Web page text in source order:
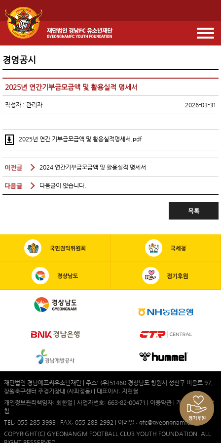
경영공시
2025년 연간기부금모금액 및 활용실적 명세서
작성자 : 관리자 2026-03-31
2025년 연간 기부금모금액 및 활용실적명세서.pdf
2024 연간기부금모금액 및 활용실적 명세서
다음글이 없습니다.
재단법인 경남에프씨유소년재단 | 주소: (우)51460 경상남도 창원시 성산구 비음로 97,
창원축구센터 주경기장내 (사파정동) | 대표이사: 지현철
개인정보관리책임자: 최한얼 | 사업자번호: 663-82-00471 | 이용약관 | 개인정보처리방
침
TEL: 055-285-3993 | FAX: 055-283-2992 | 이메일 : gfc@gyeongnamfc.com
COPYRIGHT(C) GYEONANGM FOOTBALL CLUB YOUTH FOUNDATION. ALL